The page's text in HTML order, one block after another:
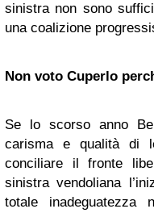
sinistra non sono
una coalizione
Non voto Cuperlo
Se lo scorso anno
carisma e qualità di
conciliare il fronte
sinistra vendoliana
totale inadeguatezza